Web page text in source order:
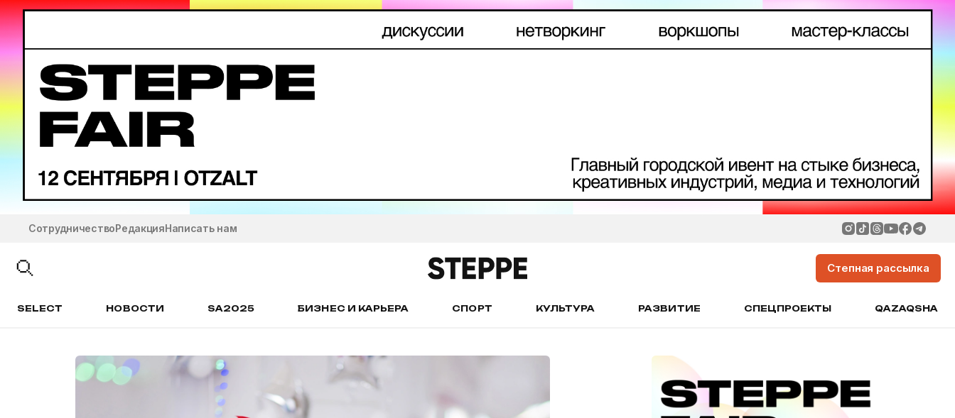
СотрудничествоРедакцияНаписать нам
Степная рассылка
SELECT НОВОСТИ SA2025 БИЗНЕС И КАРЬЕРА СПОРТ КУЛЬТУРА РАЗВИТИЕ СПЕЦПРОЕКТЫ QAZAQSHA